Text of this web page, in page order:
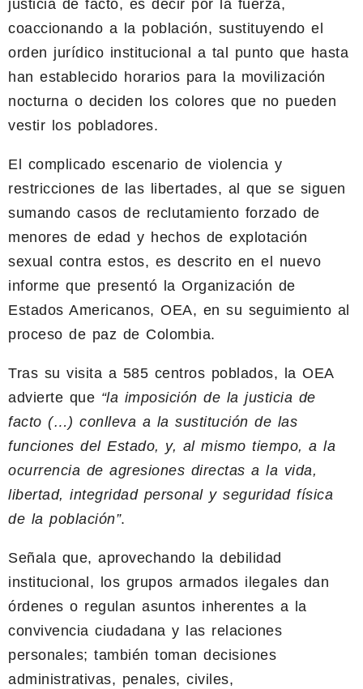
justicia de facto, es decir por la fuerza,
coaccionando a la población, sustituyendo el
orden jurídico institucional a tal punto que hasta
han establecido horarios para la movilización
nocturna o deciden los colores que no pueden
vestir los pobladores.
El complicado escenario de violencia y
restricciones de las libertades, al que se siguen
sumando casos de reclutamiento forzado de
menores de edad y hechos de explotación
sexual contra estos, es descrito en el nuevo
informe que presentó la Organización de
Estados Americanos, OEA, en su seguimiento al
proceso de paz de Colombia.
Tras su visita a 585 centros poblados, la OEA
advierte que “la imposición de la justicia de
facto (…) conlleva a la sustitución de las
funciones del Estado, y, al mismo tiempo, a la
ocurrencia de agresiones directas a la vida,
libertad, integridad personal y seguridad física
de la población”.
Señala que, aprovechando la debilidad
institucional, los grupos armados ilegales dan
órdenes o regulan asuntos inherentes a la
convivencia ciudadana y las relaciones
personales; también toman decisiones
administrativas, penales, civiles,